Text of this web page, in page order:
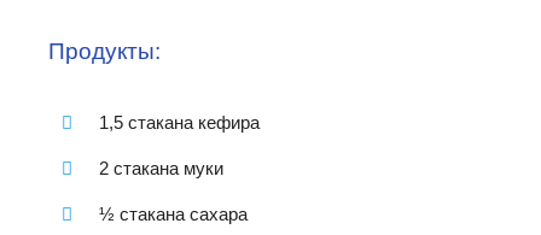
Продукты:
1,5 стакана кефира
2 стакана муки
½ стакана сахара